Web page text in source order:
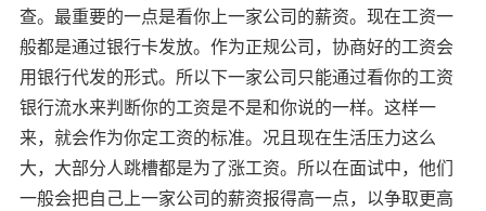
查。最重要的一点是看你上一家公司的薪资。现在工资一
般都是通过银行卡发放。作为正规公司，协商好的工资会
用银行代发的形式。所以下一家公司只能通过看你的工资
银行流水来判断你的工资是不是和你说的一样。这样一
来，就会作为你定工资的标准。况且现在生活压力这么
大，大部分人跳槽都是为了涨工资。所以在面试中，他们
一般会把自己上一家公司的薪资报得高一点，以争取更高